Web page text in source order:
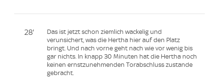
28'
Das ist jetzt schon ziemlich wackelig und
verunsichert, was die Hertha hier auf den Platz
bringt. Und nach vorne geht nach wie vor wenig bis
gar nichts. In knapp 30 Minuten hat die Hertha noch
keinen ernstzunehmenden Torabschluss zustande
gebracht.